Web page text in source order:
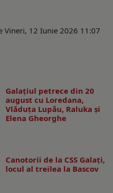
Vineri, 12 Iunie 2026 11:07
Galaţiul petrece din 20
august cu Loredana,
Vlăduța Lupău, Raluka și
Elena Gheorghe
Canotorii de la CSS Galați,
locul al treilea la Bascov